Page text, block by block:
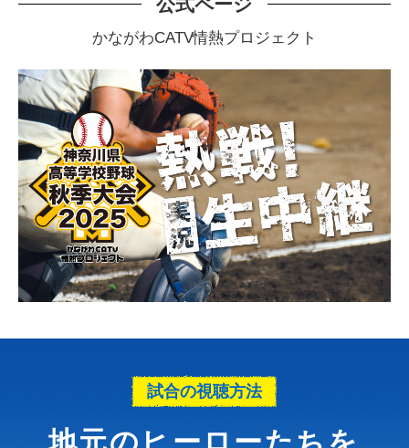
かながわCATV情熱プロジェクト
試合の視聴方法